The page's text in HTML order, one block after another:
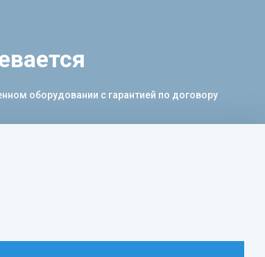
оборудовании с гарантией по договору